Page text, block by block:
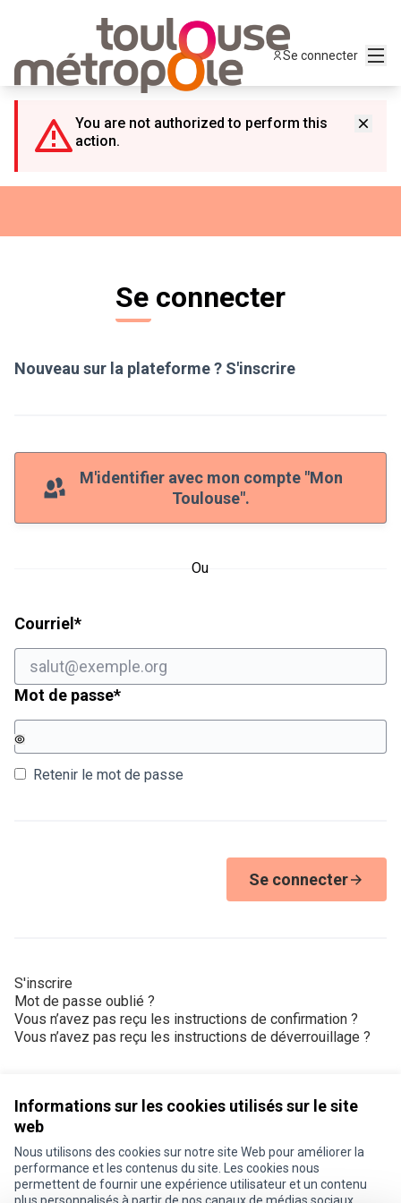
Informations sur les cookies utilisés sur le site
web
Nous utilisons des cookies sur notre site Web pour améliorer la
performance et les contenus du site. Les cookies nous
permettent de fournir une expérience utilisateur et un contenu
Se connecter
You are not authorized to perform this
action.
Se connecter
Nouveau sur la plateforme ? S'inscrire
M'identifier avec mon compte "Mon
Toulouse".
Ou
Courriel *Champ obligatoire
Mot de passe*Champ obligatoire
Retenir le mot de passe
Se connecter
S'inscrire
Mot de passe oublié ?
Vous n’avez pas reçu les instructions de confirmation ?
Vous n’avez pas reçu les instructions de déverrouillage ?
Conditions d'utilisation
Paramètres des cookies
Je participe ! sur X
Je participe ! sur Facebook
Je participe ! sur Instagram